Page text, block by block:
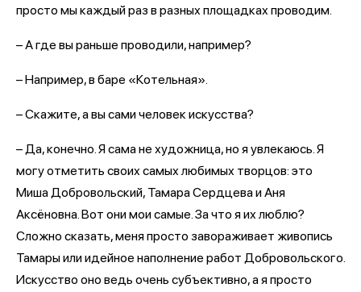
просто мы каждый раз в разных площадках проводим.
– А где вы раньше проводили, например?
– Например, в баре «Котельная».
– Скажите, а вы сами человек искусства?
– Да, конечно. Я сама не художница, но я увлекаюсь. Я
могу отметить своих самых любимых творцов: это
Миша Добровольский, Тамара Сердцева и Аня
Аксёновна. Вот они мои самые. За что я их люблю?
Сложно сказать, меня просто завораживает живопись
Тамары или идейное наполнение работ Добровольского.
Искусство оно ведь очень субъективно, а я просто